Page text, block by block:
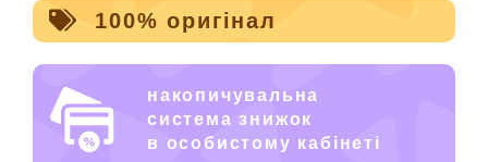
100% оригінал
накопичувальна
система знижок
в особистому кабінеті